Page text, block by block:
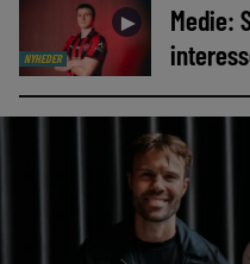
NYHEDER
►
Medie: